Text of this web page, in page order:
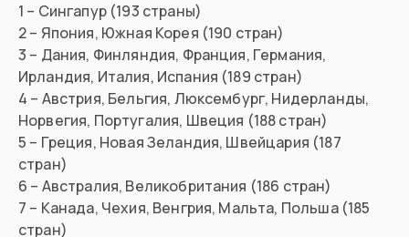
1 – Сингапур (193 страны)
2 – Япония, Южная Корея (190 стран)
3 – Дания, Финляндия, Франция, Германия,
Ирландия, Италия, Испания (189 стран)
4 – Австрия, Бельгия, Люксембург, Нидерланды,
Норвегия, Португалия, Швеция (188 стран)
5 – Греция, Новая Зеландия, Швейцария (187
стран)
6 – Австралия, Великобритания (186 стран)
7 – Канада, Чехия, Венгрия, Мальта, Польша (185
стран)